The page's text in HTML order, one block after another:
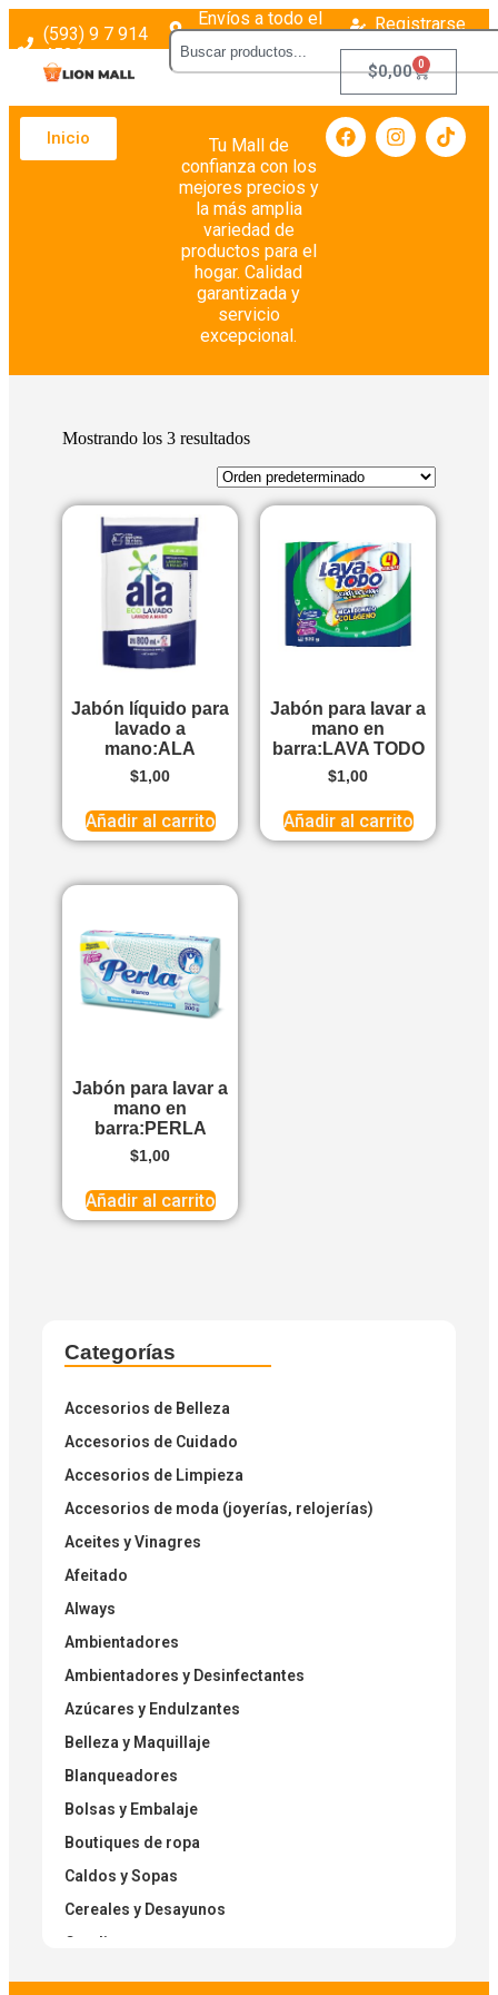
(593) 9 7 914
4526
Envíos a todo el
Registrarse
Login
$0,00 0
Inicio
Tu Mall de
confianza con los
mejores precios y
la más amplia
variedad de
productos para el
hogar. Calidad
garantizada y
servicio
excepcional.
Categorías
Accesorios de Belleza
Accesorios de Cuidado
Accesorios de Limpieza
Accesorios de moda (joyerías, relojerías)
Aceites y Vinagres
Afeitado
Always
Ambientadores
Ambientadores y Desinfectantes
Azúcares y Endulzantes
Belleza y Maquillaje
Blanqueadores
Bolsas y Embalaje
Boutiques de ropa
Caldos y Sopas
Cereales y Desayunos
Condimentos
Mostrando los 3 resultados
Jabón líquido para
lavado a
mano:ALA
$1,00
Añadir al carrito
Jabón para lavar a
mano en
barra:LAVA TODO
$1,00
Añadir al carrito
Jabón para lavar a
mano en
barra:PERLA
$1,00
Añadir al carrito